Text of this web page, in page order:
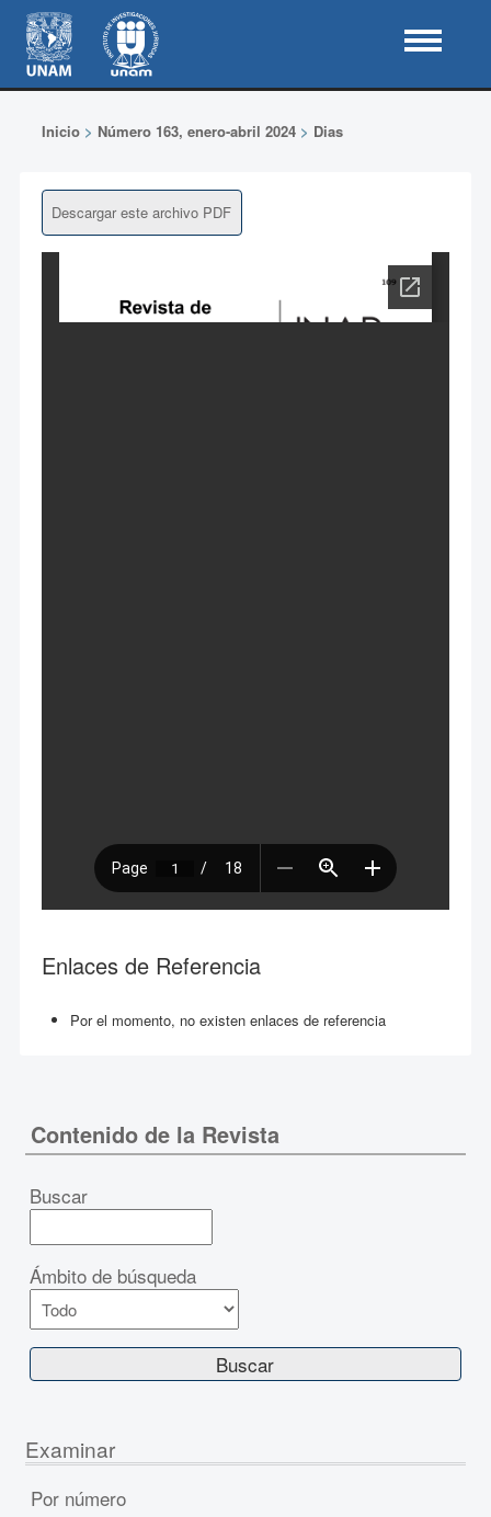
Inicio> Número 163, enero-abril 2024> Dias
Descargar este archivo PDF
Enlaces de Referencia
Por el momento, no existen enlaces de referencia
Contenido de la Revista
Buscar
Ámbito de búsqueda
Examinar
Por número